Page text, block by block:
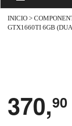
INICIO >
GTX1660TI 6GB
370,90